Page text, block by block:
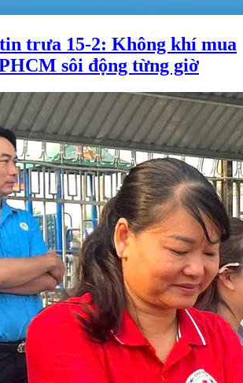
trưa 15-2: Không khí mua
sôi động từng giờ